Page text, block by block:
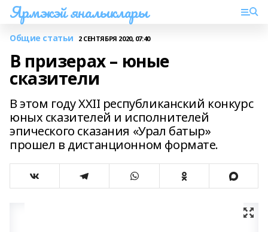
Ярмэкэй яналыклары
Общие статьи 2 СЕНТЯБРЯ 2020, 07:40
В призерах – юные
сказители
В этом году XXII республиканский конкурс
юных сказителей и исполнителей
эпического сказания «Урал батыр»
прошел в дистанционном формате.